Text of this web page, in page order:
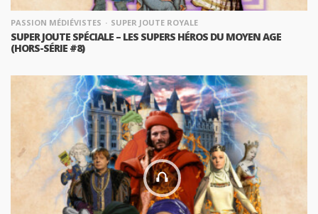
PASSION MÉDIÉVISTES SUPER JOUTE ROYALE
SUPER JOUTE SPÉCIALE – LES SUPERS HÉROS DU MOYEN AGE
(HORS-SÉRIE #8)